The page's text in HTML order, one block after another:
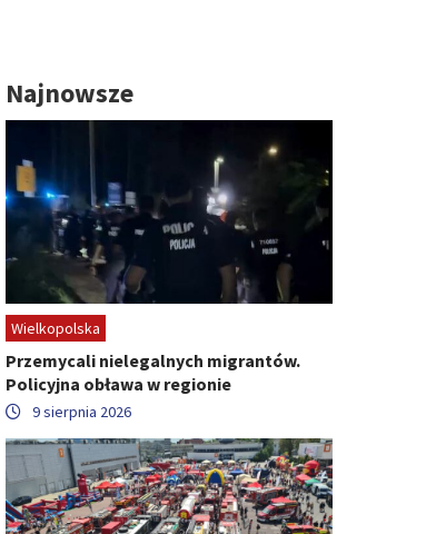
Najnowsze
Wielkopolska
Przemycali nielegalnych migrantów.
Policyjna obława w regionie
9 sierpnia 2026